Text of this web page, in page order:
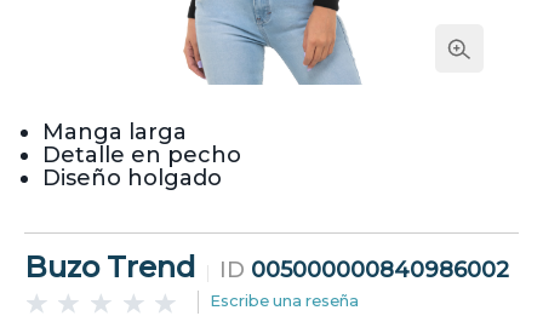
Manga larga
Detalle en pecho
Diseño holgado
Buzo Trend ID 005000000840986002
Escribe una reseña